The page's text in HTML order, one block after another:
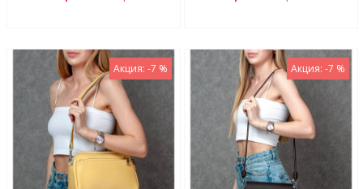
Акция: -7 % Акция: -7 %